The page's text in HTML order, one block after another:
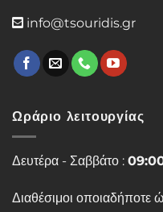
info@tsouridis.gr
Ωράριο λειτουργίας
Δευτέρα - Σαββάτο :
Διαθέσιμοι οποιαδήποτε